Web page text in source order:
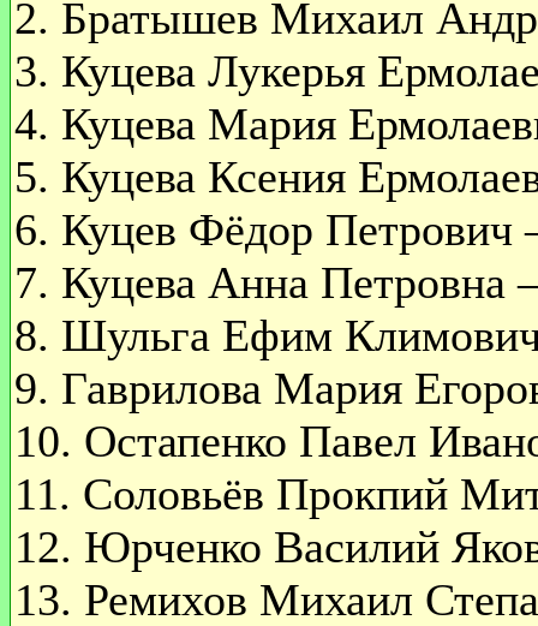
2. Братышев Михаил
3. Куцева Лукерья
4. Куцева Мария
5. Куцева Ксения
6. Куцев Фёдор Петрович
7. Куцева Анна Петровна
8. Шульга Ефим
9. Гаврилова Мария
10. Остапенко Павел
11. Соловьёв Прокпий
12. Юрченко Василий
13. Ремихов Михаил